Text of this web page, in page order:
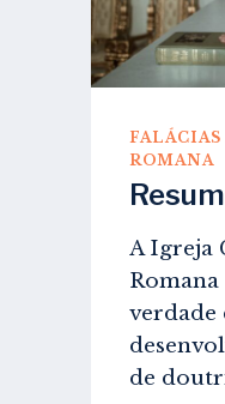
ROMANA
A Igreja
verdade
de